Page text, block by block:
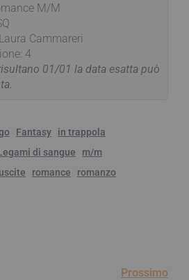
M/M
Cammareri
4
01/01 la data esatta può
Fantasy
in trappola
di sangue
m/m
romance
romanzo
Prossimo